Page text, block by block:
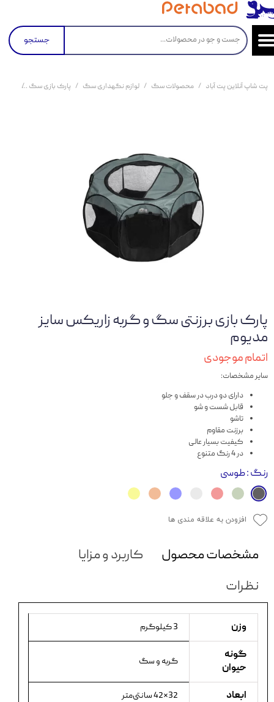
جستجو
پت شاپ آنلاین پت آباد محصولات سگ لوازم نگهداری سگ پارک بازی سگ
پارک بازی برزنتی سگ و گربه زاریکس سایز
مدیوم
اتمام موجودی
سایر مشخصات:
دارای دو درب در سقف و جلو
قابل شست و شو
تاشو
برزنت مقاوم
کیفیت بسیار عالی
در 4 رنگ متنوع
رنگ: طوسی
افزودن به علاقه مندی ها
مشخصات محصول
کاربرد و مزایا
نظرات
وزن 3 کیلوگرم
گونه
حیوان
گربه و سگ
ابعاد 32×42 سانتی‌متر